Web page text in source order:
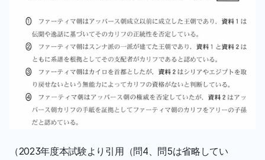
（2023年度本試験より引用（問4、問5は省略してい